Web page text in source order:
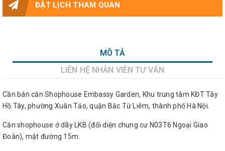
ĐẶT LỊCH THAM QUAN
MÔ TẢ
LIÊN HỆ NHÂN VIÊN TƯ VẤN
Cần bán căn Shophouse Embassy Garden, Khu trung tâm KĐT Tây
Hồ Tây, phường Xuân Tảo, quận Bắc Từ Liêm, thành phố Hà Nội.
Căn shophouse ở dãy LKB (đối diện chung cư N03T6 Ngoại Giao
Đoàn), mặt đường 15m.